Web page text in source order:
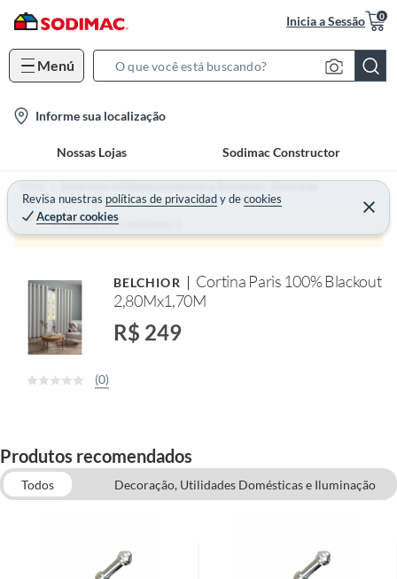
Inicia a Sessão 0
Menú
S
c
h
B
r
a
o
Informe sua localização
Nossas Lojas Sodimac Constructor
Revisa nuestras políticas de privacidadydecookies
Aceptar cookies
Home Decoração, Utilidades Domésticas e Iluminação - Decoração
Produto sem estoque :(
BELCHIOR
Cortina Paris 100% Blackout
2,80Mx1,70M
R$ 249
(0)
Produtos recomendados
Todos
Decoração, Utilidades Domésticas e Iluminação